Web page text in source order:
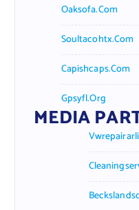
Oaksofa.com
Soultacohtx.com
Capishcaps.com
Gpsyfl.org
MEDIA